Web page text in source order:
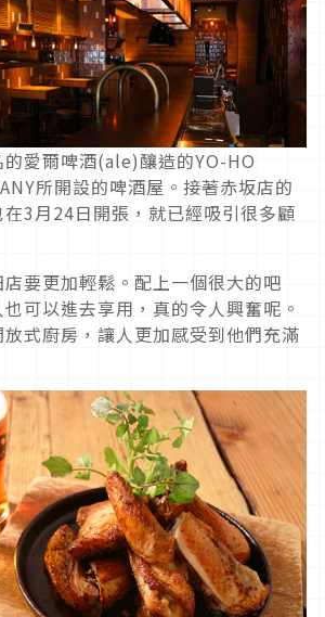
愛爾啤酒(ale)釀造的YO-HO
所開設的啤酒屋。接著赤坂店的
3月24日開張，就已經吸引很多顧
要更加輕鬆。配上一個很大的吧
可以進去享用，真的令人興奮呢。
式廚房，讓人更加感受到他們充滿